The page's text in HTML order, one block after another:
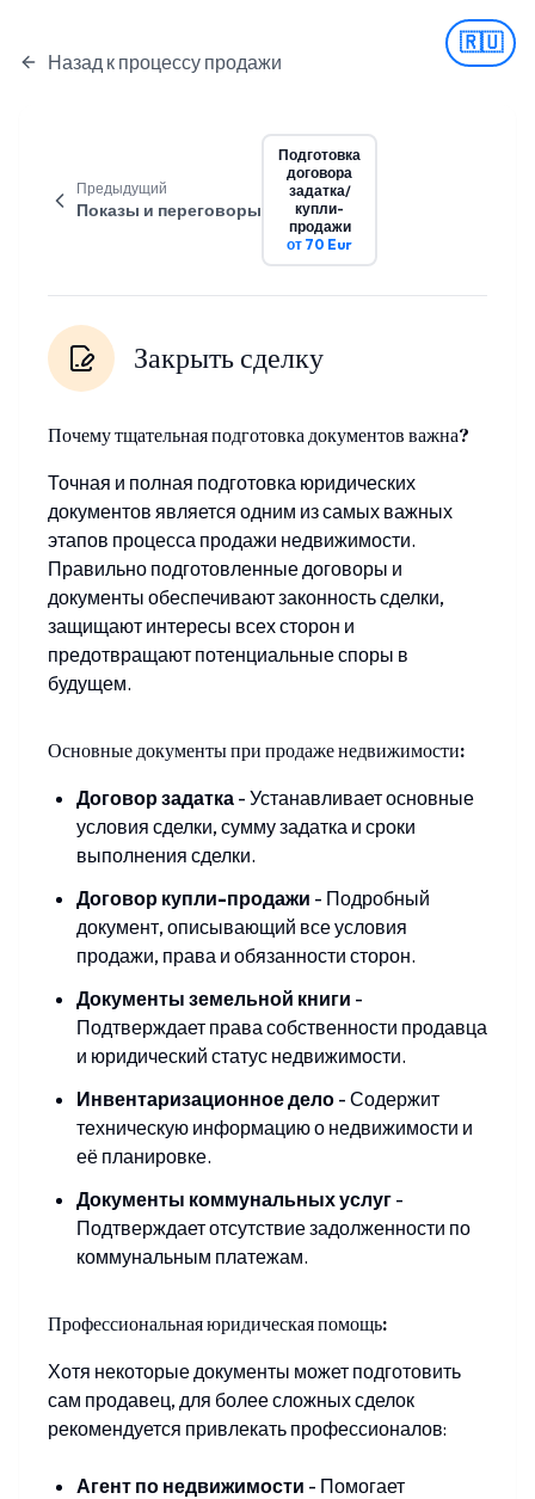
🇷🇺
Назад к процессу продажи
Предыдущий
Показы и переговоры
Подготовка
договора
задатка/
купли-
продажи
от 70 Eur
Закрыть сделку
Почему тщательная подготовка документов важна?
Точная и полная подготовка юридических
документов является одним из самых важных
этапов процесса продажи недвижимости.
Правильно подготовленные договоры и
документы обеспечивают законность сделки,
защищают интересы всех сторон и
предотвращают потенциальные споры в
будущем.
Основные документы при продаже недвижимости:
Договор задатка - Устанавливает основные
условия сделки, сумму задатка и сроки
выполнения сделки.
Договор купли-продажи - Подробный
документ, описывающий все условия
продажи, права и обязанности сторон.
Документы земельной книги -
Подтверждает права собственности продавца
и юридический статус недвижимости.
Инвентаризационное дело - Содержит
техническую информацию о недвижимости и
её планировке.
Документы коммунальных услуг -
Подтверждает отсутствие задолженности по
коммунальным платежам.
Профессиональная юридическая помощь:
Хотя некоторые документы может подготовить
сам продавец, для более сложных сделок
рекомендуется привлекать профессионалов:
Агент по недвижимости - Помогает